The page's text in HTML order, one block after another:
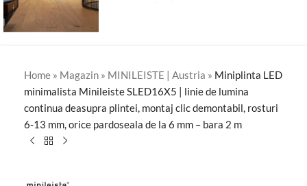
Home » Magazin » MINILEISTE | Austria » Miniplinta LED
minimalista Minileiste SLED16X5 | linie de lumina
continua deasupra plintei, montaj clic demontabil, rosturi
6-13 mm, orice pardoseala de la 6 mm – bara 2 m